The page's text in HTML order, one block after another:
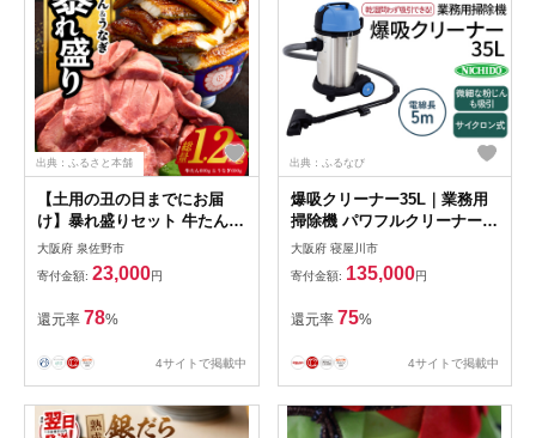
出典：ふるさと本舗
【土用の丑の日までにお届
け】暴れ盛りセット 牛たん &
うなぎ 総量 1.2kg【600g×2
牛肉 厚切り牛タン 鰻 蒲焼き
訳あり サイズ不揃い 小分け
家計応援】 G3614d
大阪府 泉佐野市
寄付金額: 23,000円
還元率 78%
4サイトで掲載中
出典：ふるなび
爆吸クリーナー35L｜業務用
掃除機 パワフルクリーナー
サイクロン式 屋内型 [0806]
大阪府 寝屋川市
寄付金額: 135,000円
還元率 75%
4サイトで掲載中